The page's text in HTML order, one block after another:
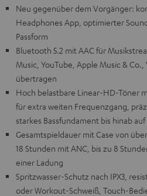
Neu gegenüber dem Vorgänger:
Headphones App, optimierter
Passform
Bluetooth 5.2 mit AAC für
Music, YouTube, Apple Music &
übertragen
Hoch belastbare Linear-HD-Töner
für extra weiten Frequenzgang,
starkes Bassfundament bis hinab auf
Gesamtspieldauer mit Case von
18 Stunden mit ANC, bis zu 8
einer Ladung
Spritzwasser-Schutz nach IPX3,
oder Workout-Schweiß, Touch-